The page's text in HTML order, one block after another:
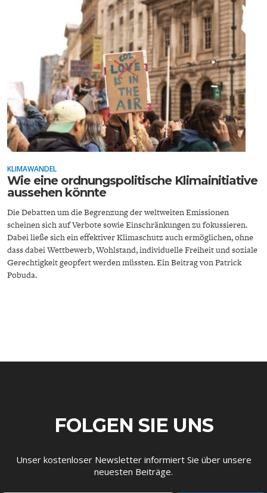
DIE NÄCHSTE STUFE DER
GESELLSCHAFT
KLIMAWANDEL
Wie eine ordnungspolitische Klimainitiative
aussehen könnte
Die Debatten um die Begrenzung der weltweiten Emissionen
scheinen sich auf Verbote sowie Einschränkungen zu fokussieren.
Dabei ließe sich ein effektiver Klimaschutz auch ermöglichen, ohne
dass dabei Wettbewerb, Wohlstand, individuelle Freiheit und soziale
Gerechtigkeit geopfert werden müssten. Ein Beitrag von Patrick
Pobuda.
FOLGEN SIE UNS
Unser kostenloser Newsletter informiert Sie über unsere
neuesten Beiträge.